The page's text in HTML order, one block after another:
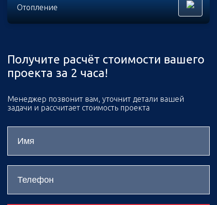
Отопление
Получите расчёт стоимости вашего
проекта за 2 часа!
Менеджер позвонит вам, уточнит детали вашей
задачи и рассчитает стоимость проекта